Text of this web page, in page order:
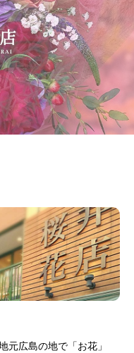
元広島の地で「お花」